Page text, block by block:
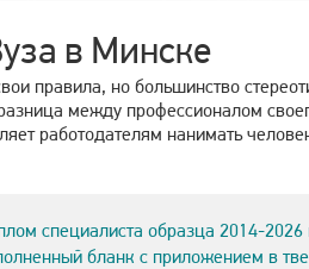
в Минске
правила, но большинство
между профессионалом
работодателям нанимать
специалиста образца 2014-2026
бланк с приложением в